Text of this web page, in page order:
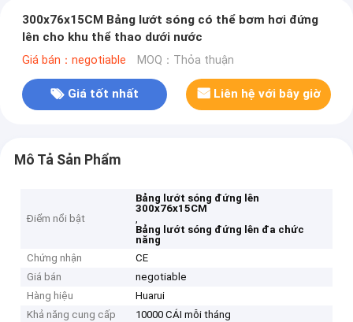
300x76x15CM Bảng lướt sóng có thể bơm hơi đứng
lên cho khu thể thao dưới nước
Giá bán：negotiable MOQ：Thỏa thuận
Giá tốt nhất Liên hệ với bây giờ
Mô Tả Sản Phẩm
Điểm nổi bật
Bảng lướt sóng đứng lên
300x76x15CM
,
Bảng lướt sóng đứng lên đa chức
năng
Chứng nhận
CE
Giá bán
negotiable
Hàng hiệu
Huarui
Khả năng cung cấp
10000 CÁI mỗi tháng